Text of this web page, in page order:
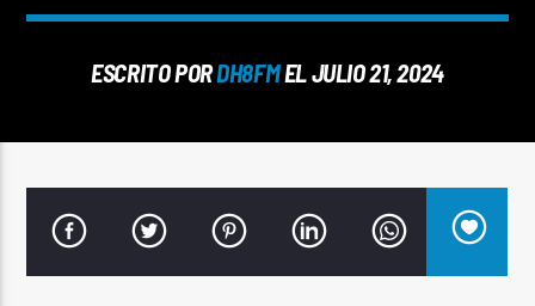
CANCIÓN ACTUAL
ARTISTA
ESCRITO PORDH8FMEL JULIO 21, 2024